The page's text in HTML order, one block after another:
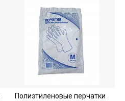
Полиэтиленовые перчатки